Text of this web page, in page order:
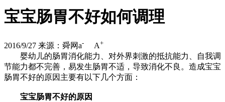
宝宝肠胃不好如何调理
2016/9/27 来源：舜网a- A+
婴幼儿的肠胃消化能力、对外界刺激的抵抗能力、自我调
节能力都不完善，易发生肠胃不适，导致消化不良。造成宝宝
肠胃不好的原因主要有以下几个方面：
宝宝肠胃不好的原因